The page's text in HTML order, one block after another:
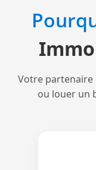
Votre partenaire
ou louer un